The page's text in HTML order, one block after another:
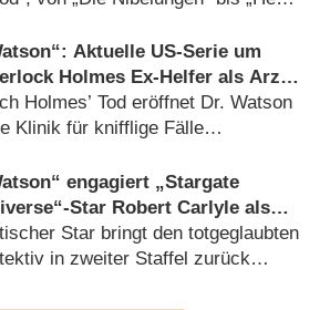
Aktuelle US-Serie um
Holmes Ex-Helfer als Arzt
Deutschlandpremiere
Holmes’ Tod eröffnet Dr. Watson
Klinik für knifflige Fälle
engagiert „Stargate
Star Robert Carlyle als
Star bringt den totgeglaubten
in zweiter Staffel zurück